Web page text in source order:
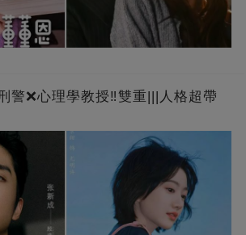
警❌心理學教授‼️雙重|||人格超帶